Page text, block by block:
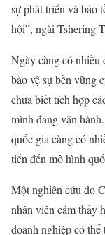
sự phát triển và bảo
hội”, ngài Tshering
Ngày càng có nhiều
bảo vệ sự bền vững
chưa biết tích hợp
mình đang vận
quốc gia càng có
tiến đến mô hình
Một nghiên cứu do
nhân viên cảm thấy
doanh nghiệp có